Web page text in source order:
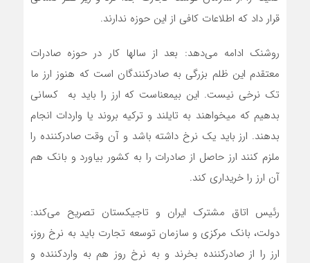
قرار داد که اطلاعات کافی از این حوزه ندارند.
روشنک ادامه می‌دهد: بعد از سالها کار در حوزه صادرات
معتقدم این ظلم بزرگی به صادرکنندگان است که هنوز ارز ما
تک نرخی نیست. این بیمعناست که ارز را باید به کسانی
بدهیم که میخواهند به تایلند و ترکیه بروند یا واردات انجام
بدهند. ارز باید یک نرخ داشته باشد و آن وقت صادرکننده را
ملزم کنند ارز حاصل از صادرات را به کشور بیاورد و بانک هم
آن ارز را خریداری کند.
رئیس اتاق مشترک ایران و تاجیکستان تصریح می‌کند:
دولت، بانک مرکزی و سازمان توسعه تجارت باید به نرخ روز،
ارز را از صادرکننده بخرند و به نرخ روز هم به واردکننده و